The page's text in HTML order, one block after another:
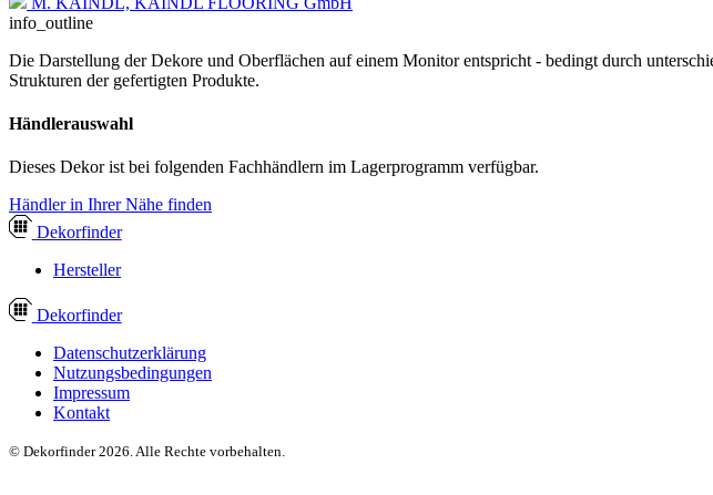
info_outline
Die Darstellung der Dekore und Oberflächen auf einem Monitor entspricht - bedingt durch
Strukturen der gefertigten Produkte.
Händlerauswahl
Dieses Dekor ist bei folgenden Fachhändlern im Lagerprogramm verfügbar.
Händler in Ihrer Nähe finden
Dekorfinder
Hersteller
Dekorfinder
Datenschutzerklärung
Nutzungsbedingungen
Impressum
Kontakt
© Dekorfinder 2026. Alle Rechte vorbehalten.